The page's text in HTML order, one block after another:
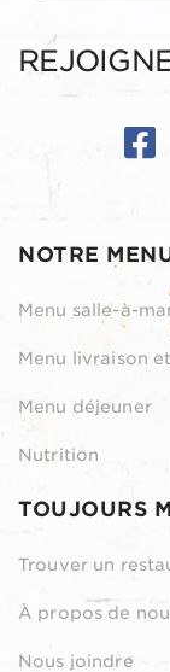
NOTRE
Menu salle-à-
Menu livraison
Menu déjeuner
Nutrition
TOUJOURS
Trouver un
À propos de
Nous joindre